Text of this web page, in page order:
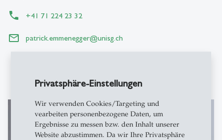
Privatsphäre-Einstellungen
Wir verwenden Cookies/Targeting und
vearbeiten personenbezogene Daten, um
Ergebnisse zu messen bzw. den Inhalt unserer
Website abzustimmen. Da wir Ihre Privatsphäre
+41 71 224 23 32
patrick.emmenegger@unisg.ch